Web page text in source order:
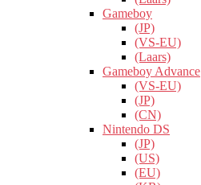
Gameboy
(JP)
(VS-EU)
(Laars)
Gameboy Advance
(VS-EU)
(JP)
(CN)
Nintendo DS
(JP)
(US)
(EU)